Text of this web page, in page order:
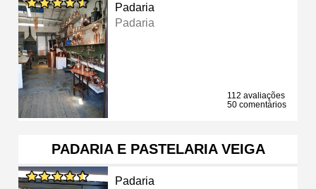
Padaria
Padaria
112 avaliações
50 comentários
PADARIA E PASTELARIA VEIGA
Padaria